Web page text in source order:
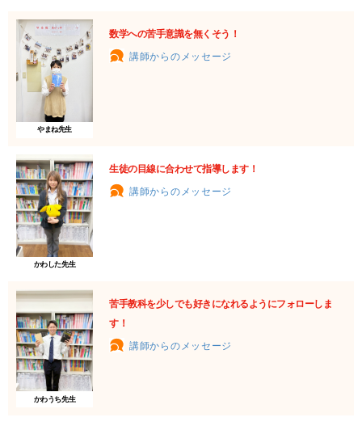
やまね先生
数学への苦手意識を無くそう！
講師からのメッセージ
かわした先生
生徒の目線に合わせて指導します！
講師からのメッセージ
かわうち先生
苦手教科を少しでも好きになれるようにフォローしま
す！
講師からのメッセージ